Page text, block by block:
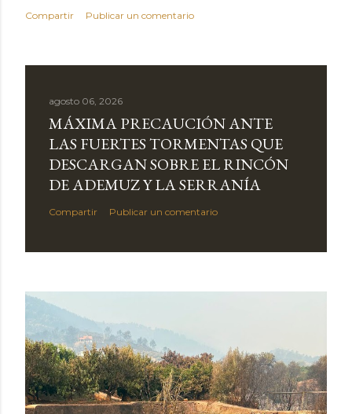
Compartir Publicar un comentario
agosto 06, 2026
MÁXIMA PRECAUCIÓN ANTE
LAS FUERTES TORMENTAS QUE
DESCARGAN SOBRE EL RINCÓN
DE ADEMUZ Y LA SERRANÍA
Compartir Publicar un comentario